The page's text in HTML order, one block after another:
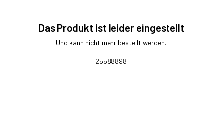
Das Produkt ist leider eingestellt
Und kann nicht mehr bestellt werden.
25588898